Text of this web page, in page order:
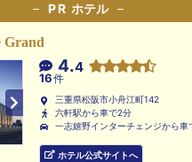
PR ホテル
Grand
4.4
16件
三重県松阪市小舟江町142
六軒駅から車で2分
一志嬉野インターチェンジから車
ホテル公式サイトへ